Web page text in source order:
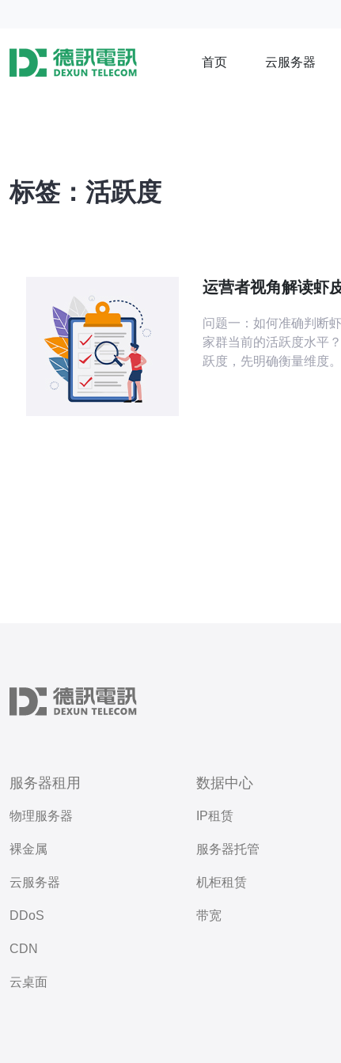
首页 云服务器
标签：活跃度
运营者视角解读虾
问题一：如何准确判断
家群当前的活跃度水平
跃度，先明确衡量维度
服务器租用
物理服务器
裸金属
云服务器
DDoS
CDN
云桌面
数据中心
IP租赁
服务器托管
机柜租赁
带宽